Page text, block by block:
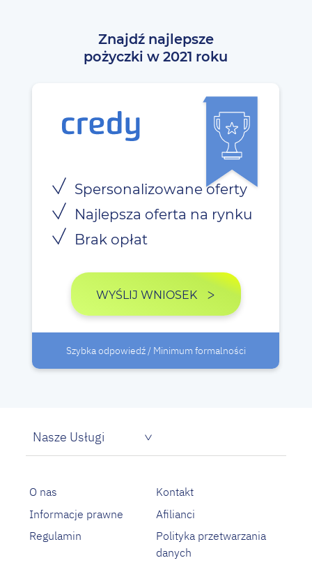
Znajdź najlepsze
pożyczki w 2021 roku
Spersonalizowane oferty
Najlepsza oferta na rynku
Brak opłat
WYŚLIJ WNIOSEK
Szybka odpowiedź / Minimum formalności
Nasze Usługi
O nas
Kontakt
Informacje prawne
Afilianci
Regulamin
Polityka przetwarzania
danych